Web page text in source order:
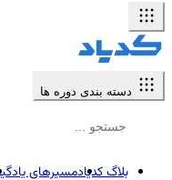
دسته بندی دوره ها
بلاگ کدیادمسیرهای